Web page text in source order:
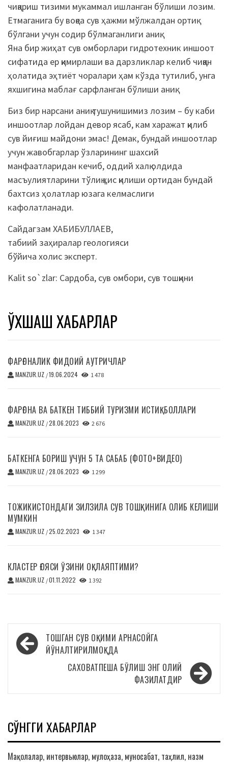
чиқариш тизими мукаммал ишланган бўлиши лозим.
Етмаганига бу воқеа сув ҳажми мўлжалдан ортиқ
бўлгани учун содир бўлмаганлиги аниқ.
Яна бир жиҳат сув омборлари гидротехник иншоот
сифатида ер қимирлаши ва дарзликлар келиб чиққан
ҳолатида эҳтиёт чоралари ҳам кўзда тутилиб, унга
яхшигина маблағ сарфланган бўлиши аниқ.
Биз бир нарсани аниқ тушунишимиз лозим – бу каби
иншоотлар лойдан девор ясаб, кам харажат қилиб
сув йиғиш майдони эмас! Демак, бундай иншоотлар
учун жавобгарлар ўзларининг шахсий
манфаатларидан кечиб, оддий халқ олдида
масъулиятларини тўлиқ ҳис қилиши ортидан бундай
бахтсиз ҳолатлар юзага келмаслиги
кафолатланади.
Сайдагзам ХАБИБУЛЛАЕВ,
табиий заҳиралар геологияси
бўйича холис эксперт.
Kalit so`zlar: Сардоба, сув омбори, сув тошқини
ЎХШАШ ХАБАРЛАР
ФАРҒОНАЛИК ФИДОИЙ АУТРИЧЛАР
MANZUR.UZ /19.06.2024 1 478
ФАРҒОНА ВА БАТКЕН ТИББИЙ ТУРИЗМИ ИСТИҚБОЛЛАРИ
MANZUR.UZ /28.06.2023 2 676
БАТКЕНГА БОРИШ УЧУН 5 ТА САБАБ (ФОТО+ВИДЕО)
MANZUR.UZ /28.06.2023 1 299
ТОЖИКИСТОНДАГИ ЗИЛЗИЛА СУВ ТОШҚИНИГА ОЛИБ КЕЛИШИ
МУМКИН
MANZUR.UZ /25.02.2023 1 347
КЛАСТЕР ҒОЯСИ ЎЗИНИ ОҚЛАЯПТИМИ?
MANZUR.UZ /01.11.2022 1 392
Навигация
по
ТОШГАН СУВ ОҚИМИ АРНАСОЙГА
ЙЎНАЛТИРИЛМОҚДА
САХОВАТПЕША БЎЛИШ ЭНГ ОЛИЙ
ФАЗИЛАТДИР
СЎНГГИ ХАБАРЛАР
Мақолалар, интервьюлар, мулоҳаза, муносабат, таҳлил, назм